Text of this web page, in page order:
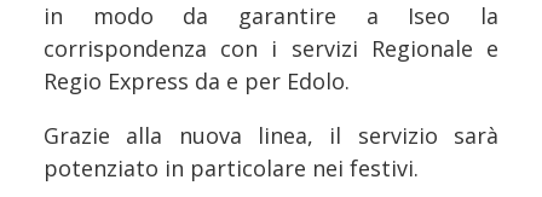
in modo da garantire a Iseo la
corrispondenza con i servizi Regionale e
Regio Express da e per Edolo.
Grazie alla nuova linea, il servizio sarà
potenziato in particolare nei festivi.